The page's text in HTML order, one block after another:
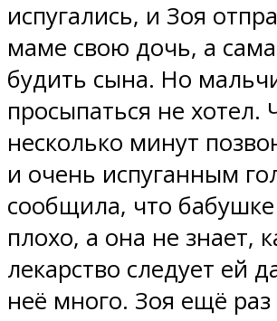
испугались, и Зоя
маме свою дочь, а сама
будить сына. Но
просыпаться не хотел.
несколько минут
и очень испуганным
сообщила, что
плохо, а она не знает,
лекарство следует ей
неё много. Зоя ещё раз